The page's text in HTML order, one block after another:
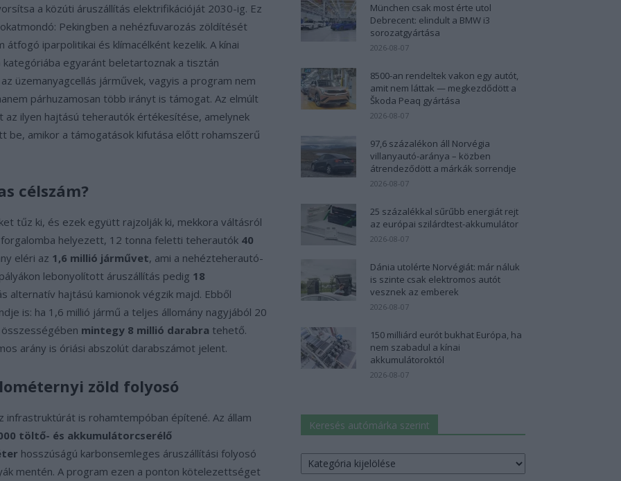
a közúti áruszállítás elektrifikációját 2030-ig. Ez
Pekingben a nehézfuvarozás zöldítését
iparpolitikai és klímacélként kezelik. A kínai
kategóriába egyaránt beletartoznak a tisztán
üzemanyagcellás járművek, vagyis a program nem
párhuzamosan több irányt is támogat. Az elmúlt
az ilyen hajtású teherautók értékesítése, amelynek
be, amikor a támogatások kifutása előtt rohamszerű
célszám?
tűz ki, és ezek együtt rajzolják ki, mekkora váltásról
helyezett, 12 tonna feletti teherautók 40
eléri az 1,6 millió járművet, ami a nehézteherautó-
lebonyolított áruszállítás pedig 18
alternatív hajtású kamionok végzik majd. Ebből
is: ha 1,6 millió jármű a teljes állomány nagyjából 20
mintegy 8 millió darabra tehető.
arány is óriási abszolút darabszámot jelent.
zöld folyosó
infrastruktúrát is rohamtempóban építené. Az állam
töltő- és akkumulátorcserélő
hosszúságú karbonsemleges áruszállítási folyosó
mentén. A program ezen a ponton kötelezettséget
München csak most érte utol
Debrecent: elindult a BMW i3
sorozatgyártása
2026-08-07
8500-an rendeltek vakon egy autót,
amit nem láttak — megkezdődött a
Škoda Peaq gyártása
2026-08-07
97,6 százalékon áll Norvégia
villanyautó-aránya – közben
átrendeződött a márkák sorrendje
2026-08-07
25 százalékkal sűrűbb energiát rejt
az európai szilárdtest-akkumulátor
2026-08-07
Dánia utolérte Norvégiát: már náluk
is szinte csak elektromos autót
vesznek az emberek
2026-08-07
150 milliárd eurót bukhat Európa, ha
nem szabadul a kínai
akkumulátoroktól
2026-08-07
Keresés autómárka szerint
Keresés
autómárka